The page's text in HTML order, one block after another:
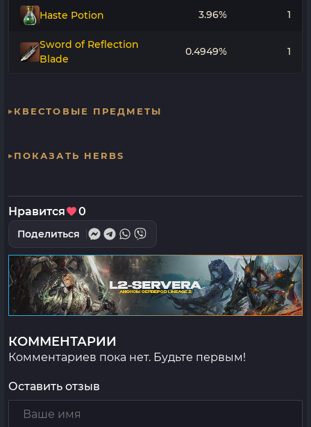
Haste Potion 3.96% 1
Sword of Reflection
Blade
0.4949% 1
КВЕСТОВЫЕ ПРЕДМЕТЫ
ПОКАЗАТЬ HERBS
Нравится 0
Поделиться
КОММЕНТАРИИ
Комментариев пока нет. Будьте первым!
Оставить отзыв